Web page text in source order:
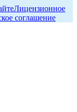
Лицензионное
соглашение